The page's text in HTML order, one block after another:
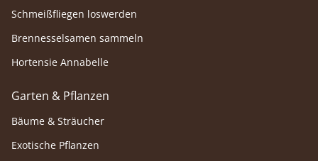
Schmeißfliegen loswerden
Brennesselsamen sammeln
Hortensie Annabelle
Garten & Pflanzen
Bäume & Sträucher
Exotische Pflanzen